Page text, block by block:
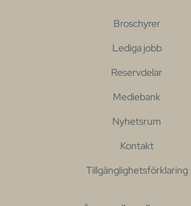
Broschyrer
Lediga jobb
Reservdelar
Mediebank
Nyhetsrum
Kontakt
Tillgänglighetsförklaring